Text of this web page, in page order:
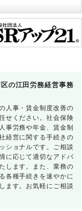
の江田労務経営事務
人事・賃金制度改善の
せください。社会保険
事労務や年金、賃金制
経営に関する手続きの
ショナルです。ご相談
に応じて適切なアドバ
します。また、業務の
各種手続きを速やかに
ます。お気軽にご相談